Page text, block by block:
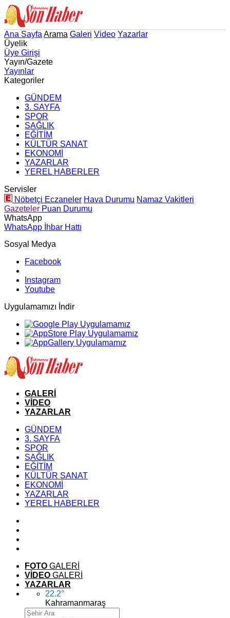
Ana Sayfa Arama Galeri Video Yazarlar
Üyelik
Üye Girişi
Yayın/Gazete
Yayınlar
Kategoriler
GÜNDEM
3. SAYFA
SPOR
SAĞLIK
EĞİTİM
KÜLTÜR SANAT
EKONOMİ
YAZARLAR
YEREL HABERLER
Servisler
Nöbetçi Eczaneler Hava Durumu Namaz Vakitleri
Gazeteler Puan Durumu
WhatsApp
WhatsApp İhbar Hattı
Sosyal Medya
Facebook
Instagram
Youtube
Uygulamamızı İndir
GALERİ
VİDEO
YAZARLAR
GÜNDEM
3. SAYFA
SPOR
SAĞLIK
EĞİTİM
KÜLTÜR SANAT
EKONOMİ
YAZARLAR
YEREL HABERLER
FOTO GALERİ
VİDEO GALERİ
YAZARLAR
22.2°
Kahramanmaraş